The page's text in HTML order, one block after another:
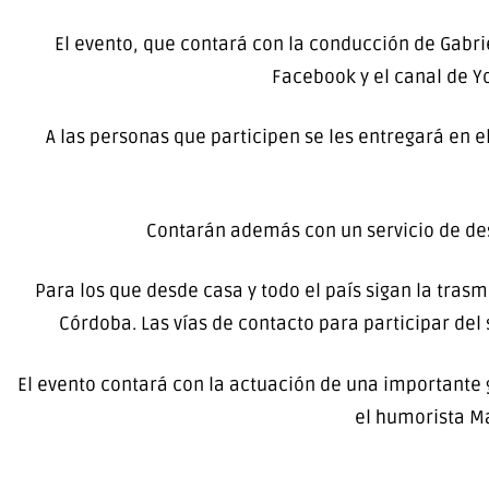
El evento, que contará con la conducción de
Facebook y el canal de
A las personas que participen se les entregará en
Contarán además con un servicio de
Para los que desde casa y todo el país sigan la
Córdoba. Las vías de contacto para participar
El evento contará con la actuación de una
el humorista